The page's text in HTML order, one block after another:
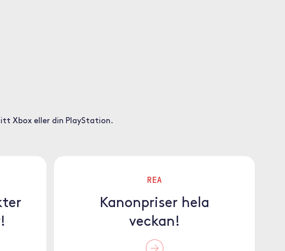
Xbox eller din PlayStation.
REA
Kanonpriser hela
veckan!